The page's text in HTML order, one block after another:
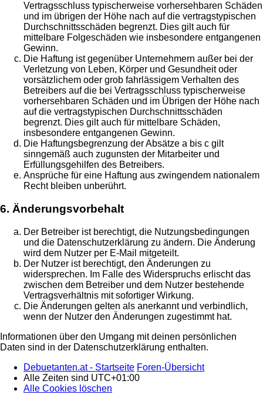
Vertragsschluss typischerweise vorhersehbaren Schäden
und im übrigen der Höhe nach auf die vertragstypischen
Durchschnittsschäden begrenzt. Dies gilt auch für
mittelbare Folgeschäden wie insbesondere entgangenen
Gewinn.
Die Haftung ist gegenüber Unternehmern außer bei der
Verletzung von Leben, Körper und Gesundheit oder
vorsätzlichem oder grob fahrlässigem Verhalten des
Betreibers auf die bei Vertragsschluss typischerweise
vorhersehbaren Schäden und im Übrigen der Höhe nach
auf die vertragstypischen Durchschnittsschäden
begrenzt. Dies gilt auch für mittelbare Schäden,
insbesondere entgangenen Gewinn.
Die Haftungsbegrenzung der Absätze a bis c gilt
sinngemäß auch zugunsten der Mitarbeiter und
Erfüllungsgehilfen des Betreibers.
Ansprüche für eine Haftung aus zwingendem nationalem
Recht bleiben unberührt.
6. Änderungsvorbehalt
Der Betreiber ist berechtigt, die Nutzungsbedingungen
und die Datenschutzerklärung zu ändern. Die Änderung
wird dem Nutzer per E-Mail mitgeteilt.
Der Nutzer ist berechtigt, den Änderungen zu
widersprechen. Im Falle des Widerspruchs erlischt das
zwischen dem Betreiber und dem Nutzer bestehende
Vertragsverhältnis mit sofortiger Wirkung.
Die Änderungen gelten als anerkannt und verbindlich,
wenn der Nutzer den Änderungen zugestimmt hat.
Informationen über den Umgang mit deinen persönlichen
Daten sind in der Datenschutzerklärung enthalten.
Debuetanten.at - Startseite Foren-Übersicht
Alle Zeiten sind UTC+01:00
Alle Cookies löschen